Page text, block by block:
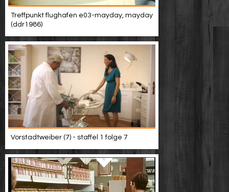
Treffpunkt flughafen e03-mayday, mayday
(ddr1986)
Vorstadtweiber (7) - staffel 1 folge 7